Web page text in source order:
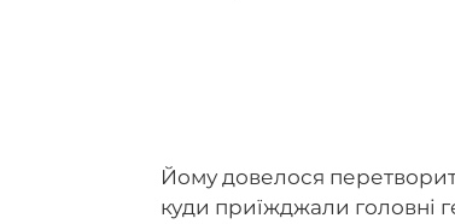
Йому довелося
куди приїжджали головні